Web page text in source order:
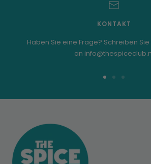
KONTAKT
Haben Sie eine Frage? Schreiben
an